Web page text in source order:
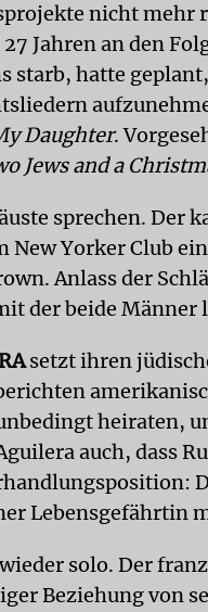
nicht mehr
Jahren an den
starb, hatte
Daughter.
Jews and a
sprechen. Der
Yorker Club
Anlass der
der beide Männer
setzt ihren
heiraten,
auch, dass
Lebensgefährtin
solo. Der
Beziehung von